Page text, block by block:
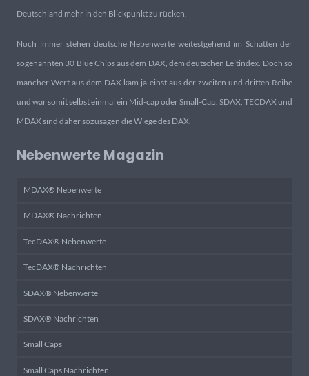
Deutschland mehr in den Blickpunkt zu rücken.
Noch immer stehen deutsche Nebenwerte weitestgehend im Schatten der
sogenannten 30 Blue Chips aus dem DAX, dem deutschen Leitindex. Doch so
mancher Wert aus dem DAX kam ja einst aus der zweiten und dritten Reihe
und war somit selbst einmal ein Mid-cap oder Small-Cap. SDAX, TECDAX und
MDAX sind daher sozusagen die Wiege des DAX.
Nebenwerte Magazin
MDAX® Nebenwerte
MDAX® Nachrichten
TecDAX® Nebenwerte
TecDAX® Nachrichten
SDAX® Nebenwerte
SDAX® Nachrichten
Small Caps
Small Caps Nachrichten